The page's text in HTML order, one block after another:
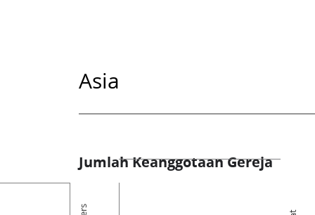
Asia
Jumlah Keanggotaan Gereja